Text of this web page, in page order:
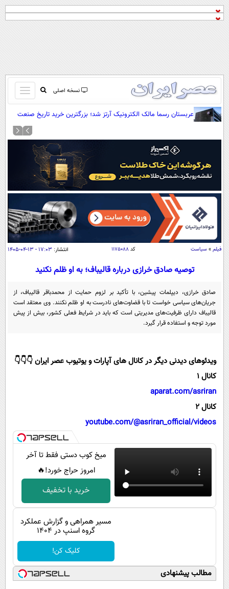
نسخه اصلی
باز
و
بسته
کردن
صفحه اول
آرشیو
نظرسنجی
آب و هوا
اوقات شرعی
سواد زندگی
اقتصاد
اقتصادی
جامعه
حوادث
محیط زیست
بین الملل
قرآن
مجله تصویری سلاح
ورزش
سیاست
فناوری
گوناگون
حوادث
سلامت
خواندنی ها و دیدنی ها
داستان کوتاه
روانشناسی
آشپزی
آموزش زبان
عربستان رسما مالک الکترونیک آرتز شد؛ بزرگترین خرید تاریخ صنعت
فیلم » سیاست کد ۱۱۷۵۰۸۸ انتشار: ۱۷:۰۳ - ۱۳-۰۴-۱۴۰۵
توصیه صادق خرازی درباره قالیباف؛ به او ظلم نکنید
صادق خرازی، دیپلمات پیشین، با تأکید بر لزوم حمایت از محمدباقر قالیباف، از
جریان‌های سیاسی خواست تا با قضاوت‌های نادرست به او ظلم نکنند. وی معتقد است
قالیباف دارای ظرفیت‌های مدیریتی است که باید در شرایط فعلی کشور، بیش از پیش
مورد توجه و استفاده قرار گیرد.
ویدئوهای دیدنی دیگر در کانال های آپارات و یوتیوب عصر ایران 👇👇👇
کانال 1
aparat.com/asriran
کانال 2
youtube.com/@asriran_official/videos
میخ کوب دستی فقط تا آخر
امروز حراج خورد!🔥
خرید با تخفیف
مسیر همراهی و گزارش عملکرد
گروه اسنپ در ۱۴۰۴
کلیک کن!
مطالب پیشنهادی